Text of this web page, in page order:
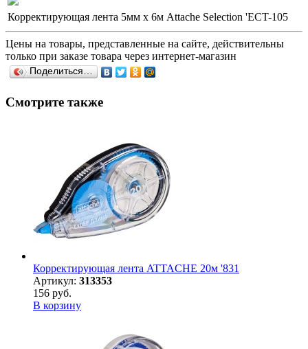
Корректирующая лента 5мм х 6м Attache Selection 'ECT-105
Цены на товары, представленные на сайте, действительны
только при заказе товара через интернет-магазин
Поделиться…
Смотрите также
Корректирующая лента ATTACHE 20м '831
Артикул: 313353
156 руб.
В корзину